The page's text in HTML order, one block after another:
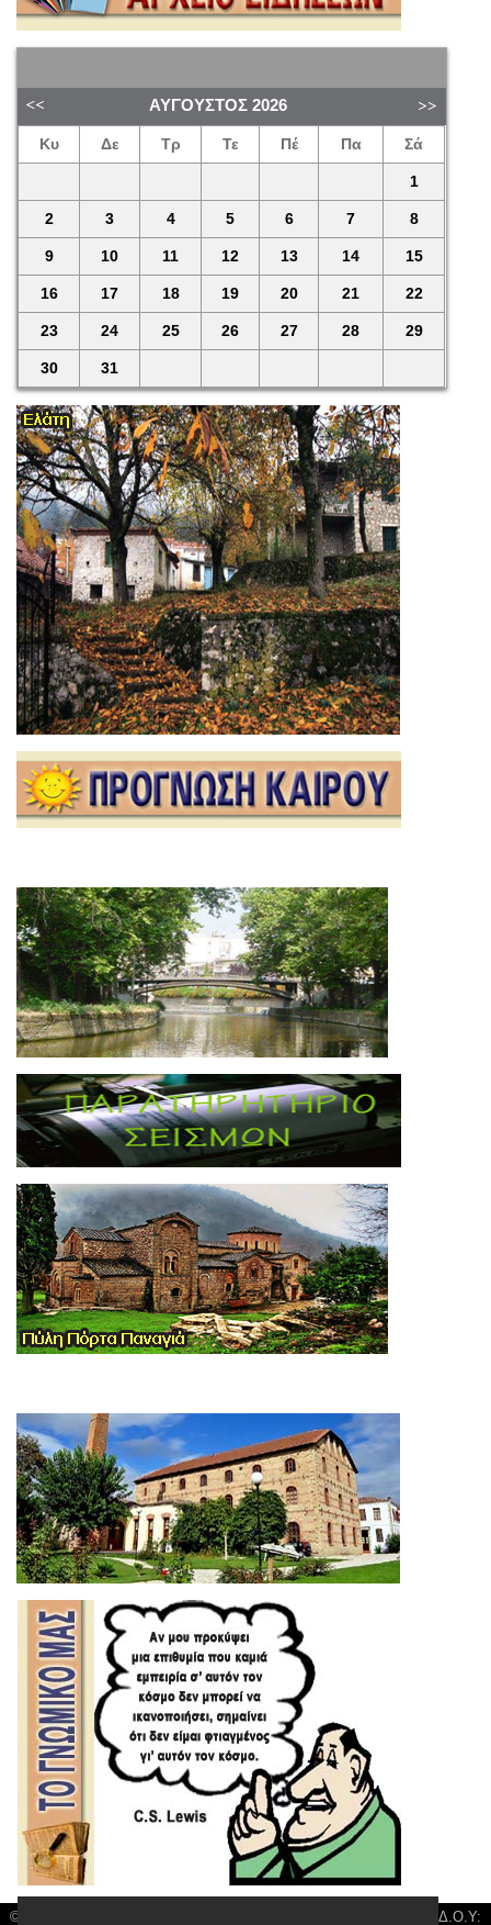
ΑΎΓΟΥΣΤΟΣ 2026
Κυ Δε Τρ Τε Πέ Πα Σά
1
2 3 4 5 6 7 8
9 10 11 12 13 14 15
16 17 18 19 20 21 22
23 24 25 26 27 28 29
30 31
© 3kala News | Διακριτικός Τίτλος: Orion Media, ΑΦΜ: 043750542, Δ.Ο.Υ: